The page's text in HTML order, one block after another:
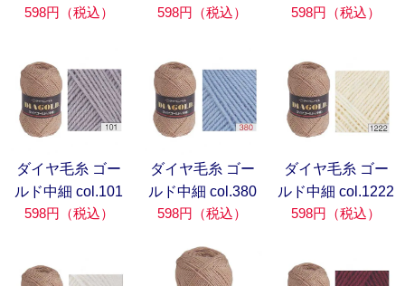
598円（税込）
598円（税込）
598円（税込）
ダイヤ毛糸 ゴー
ルド中細 col.101
598円（税込）
ダイヤ毛糸 ゴー
ルド中細 col.380
598円（税込）
ダイヤ毛糸 ゴー
ルド中細 col.1222
598円（税込）